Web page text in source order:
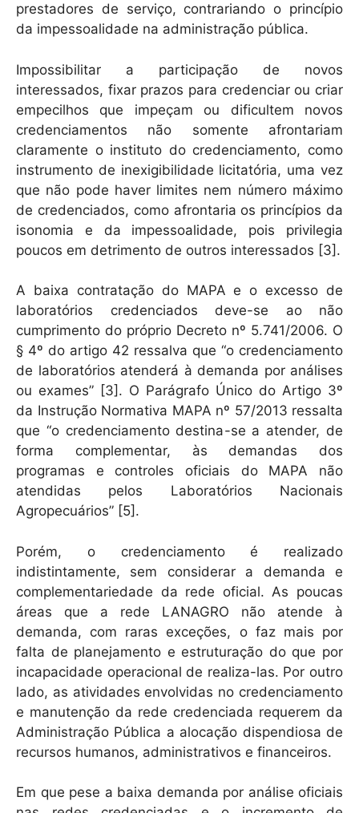
prestadores de serviço, contrariando o princípio
da impessoalidade na administração pública.
Impossibilitar a participação de novos
interessados, fixar prazos para credenciar ou criar
empecilhos que impeçam ou dificultem novos
credenciamentos não somente afrontariam
claramente o instituto do credenciamento, como
instrumento de inexigibilidade licitatória, uma vez
que não pode haver limites nem número máximo
de credenciados, como afrontaria os princípios da
isonomia e da impessoalidade, pois privilegia
poucos em detrimento de outros interessados [3].
A baixa contratação do MAPA e o excesso de
laboratórios credenciados deve-se ao não
cumprimento do próprio Decreto nº 5.741/2006. O
§ 4º do artigo 42 ressalva que “o credenciamento
de laboratórios atenderá à demanda por análises
ou exames” [3]. O Parágrafo Único do Artigo 3º
da Instrução Normativa MAPA nº 57/2013 ressalta
que “o credenciamento destina-se a atender, de
forma complementar, às demandas dos
programas e controles oficiais do MAPA não
atendidas pelos Laboratórios Nacionais
Agropecuários” [5].
Porém, o credenciamento é realizado
indistintamente, sem considerar a demanda e
complementariedade da rede oficial. As poucas
áreas que a rede LANAGRO não atende à
demanda, com raras exceções, o faz mais por
falta de planejamento e estruturação do que por
incapacidade operacional de realiza-las. Por outro
lado, as atividades envolvidas no credenciamento
e manutenção da rede credenciada requerem da
Administração Pública a alocação dispendiosa de
recursos humanos, administrativos e financeiros.
Em que pese a baixa demanda por análise oficiais